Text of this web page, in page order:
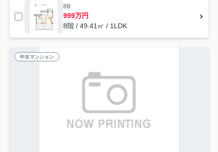
8B
999万円
8階 / 49.41㎡ / 1LDK
中古マンション